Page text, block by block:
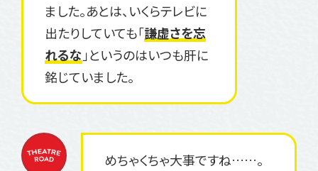
ました。あとは、いくらテレビに
出たりしていても「謙虚さを忘
れるな 」というのはいつも肝に
銘じていました。
めちゃくちゃ大事ですね……。